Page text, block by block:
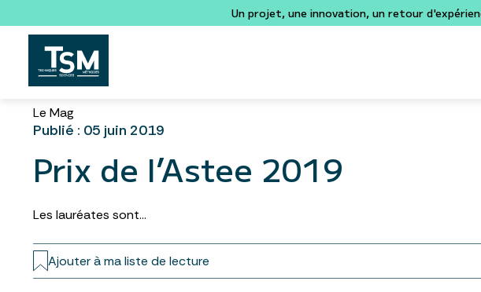
Un projet, une innovation, un retour
Le Mag
Publié : 05 juin 2019
Prix de l’Astee 2019
Les lauréates sont…
Ajouter à ma liste de lecture